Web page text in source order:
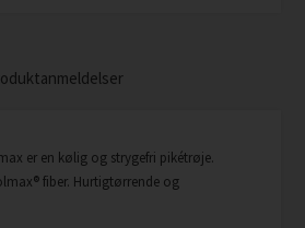
er en kølig og strygefri pikétrøje.
fiber. Hurtigtørrende og